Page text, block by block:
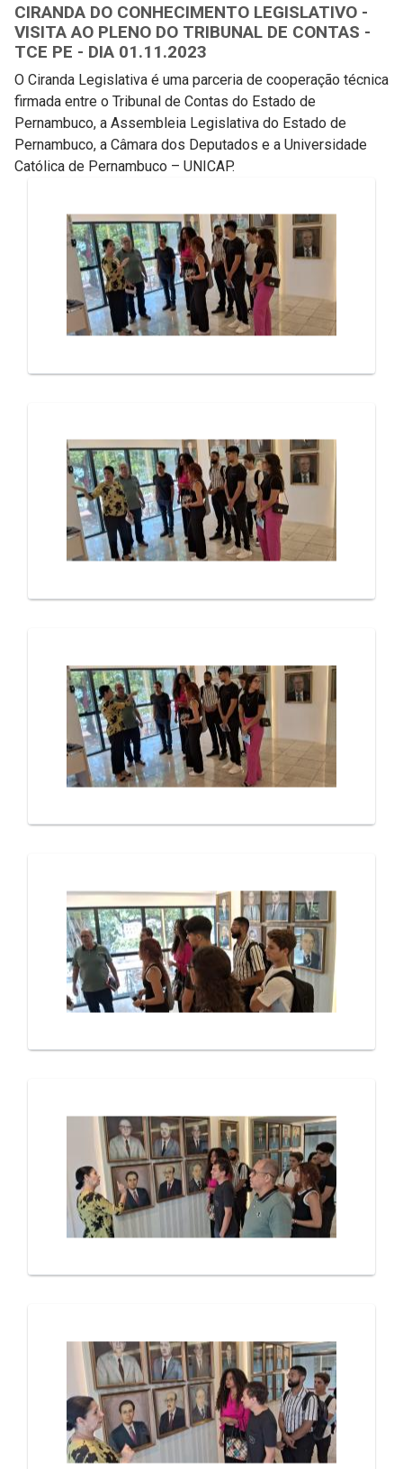
CIRANDA DO CONHECIMENTO LEGISLATIVO -
VISITA AO PLENO DO TRIBUNAL DE CONTAS -
TCE PE - DIA 01.11.2023
O Ciranda Legislativa é uma parceria de cooperação técnica
firmada entre o Tribunal de Contas do Estado de
Pernambuco, a Assembleia Legislativa do Estado de
Pernambuco, a Câmara dos Deputados e a Universidade
Católica de Pernambuco – UNICAP.